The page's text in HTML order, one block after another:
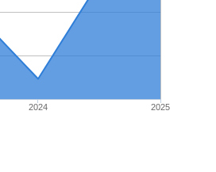
2024 2025